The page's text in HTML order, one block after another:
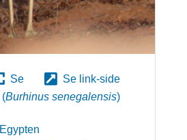
Se
Se link-side
(Burhinus senegalensis)
Egypten